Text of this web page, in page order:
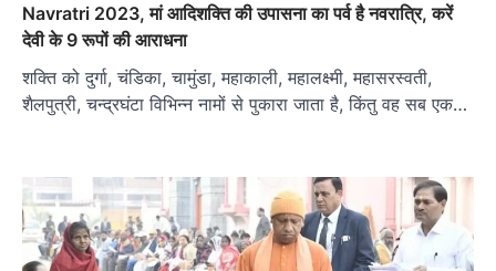
Navratri 2023, मां आदिशक्ति की उपासना का पर्व है नवरात्रि, करें
देवी के 9 रूपों की आराधना
शक्ति को दुर्गा, चंडिका, चामुंडा, महाकाली, महालक्ष्मी, महासरस्वती,
शैलपुत्री, चन्द्रघंटा विभिन्न नामों से पुकारा जाता है, किंतु वह सब एक…